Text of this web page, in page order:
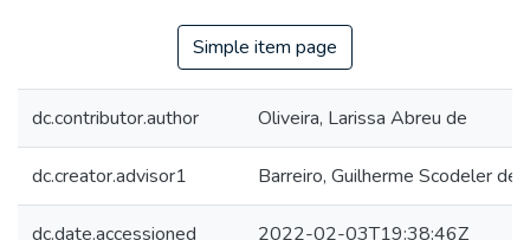
Simple item page
dc.contributor.author Oliveira, Larissa Abreu de
dc.creator.advisor1 Barreiro, Guilherme Scodeler de
dc.date.accessioned 2022-02-03T19:38:46Z